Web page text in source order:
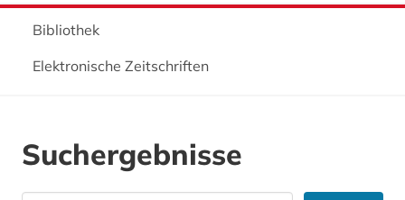
Bibliothek
Elektronische Zeitschriften
Suchergebnisse